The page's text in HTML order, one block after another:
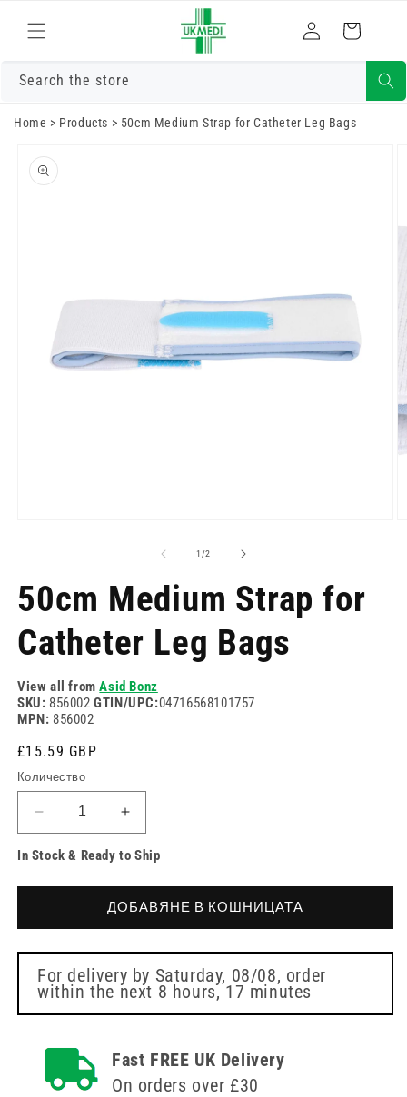
към
съдържанието
Влизам Количка
Search the store
Home > Products > 50cm Medium Strap for Catheter Leg Bags
информацията
за продукта
режим
1/на
2
50cm Medium Strap for
Catheter Leg Bags
View all fromAsid Bonz
SKU: 856002GTIN/UPC:04716568101757
MPN: 856002
Редовна
цена
£15.59 GBP
Количество
Намаляване
на
количеството
Strap
for
Catheter
Leg
Bags
Увеличете
количеството
за
Strap
for
Catheter
Leg
Bags
In Stock & Ready to Ship
ДОБАВЯНЕ В КОШНИЦАТА
For delivery by Saturday, 08/08, order
within the next 8 hours, 17 minutes
Fast FREE UK Delivery
On orders over £30